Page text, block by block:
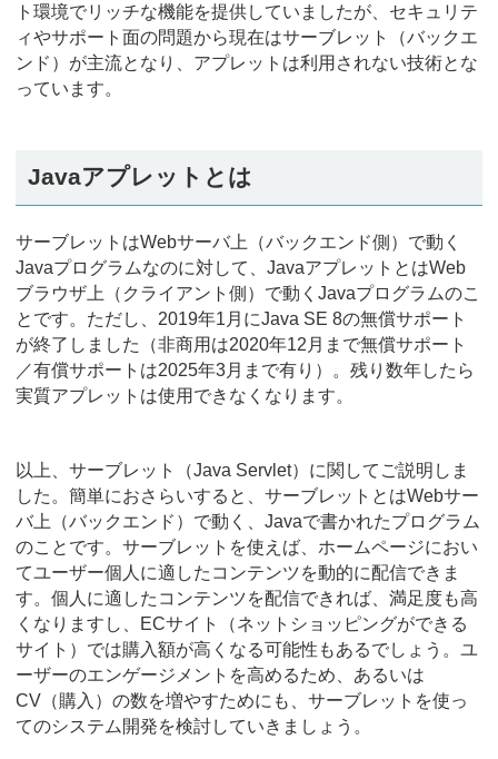
ト環境でリッチな機能を提供していましたが、セキュリテ
ィやサポート面の問題から現在はサーブレット（バックエ
ンド）が主流となり、アプレットは利用されない技術とな
っています。
Javaアプレットとは
サーブレットはWebサーバ上（バックエンド側）で動く
Javaプログラムなのに対して、JavaアプレットとはWeb
ブラウザ上（クライアント側）で動くJavaプログラムのこ
とです。ただし、2019年1月にJava SE 8の無償サポート
が終了しました（非商用は2020年12月まで無償サポート
／有償サポートは2025年3月まで有り）。残り数年したら
実質アプレットは使用できなくなります。
以上、サーブレット（Java Servlet）に関してご説明しま
した。簡単におさらいすると、サーブレットとはWebサー
バ上（バックエンド）で動く、Javaで書かれたプログラム
のことです。サーブレットを使えば、ホームページにおい
てユーザー個人に適したコンテンツを動的に配信できま
す。個人に適したコンテンツを配信できれば、満足度も高
くなりますし、ECサイト（ネットショッピングができる
サイト）では購入額が高くなる可能性もあるでしょう。ユ
ーザーのエンゲージメントを高めるため、あるいは
CV（購入）の数を増やすためにも、サーブレットを使っ
てのシステム開発を検討していきましょう。